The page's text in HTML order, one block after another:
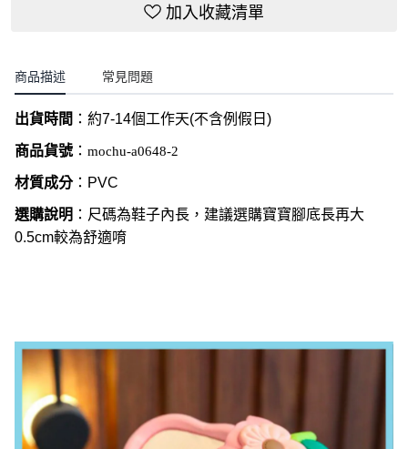
加入收藏清單
商品描述 常見問題
出貨時間 ：約7-14個工作天(不含例假日 )
商品貨號： mochu-a0648-2
材質成分：PVC
選購說明 ：尺碼為鞋子內長，建議選購寶寶腳底長再大
0.5cm較為舒適唷